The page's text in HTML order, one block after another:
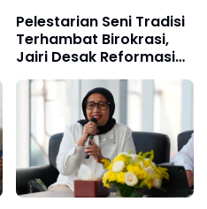
Pelestarian Seni Tradisi
Terhambat Birokrasi,
Jairi Desak Reformasi
Kebijakan Budaya di
Tulungagung